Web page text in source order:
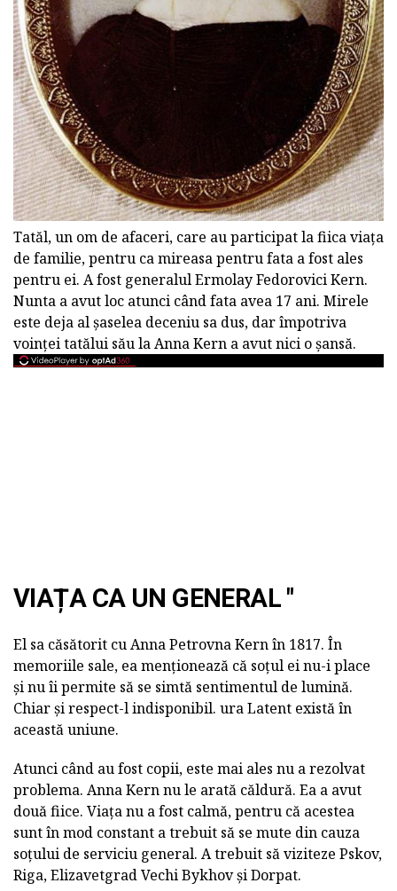
Tatăl, un om de afaceri, care au participat la fiica viața
de familie, pentru ca mireasa pentru fata a fost ales
pentru ei. A fost generalul Ermolay Fedorovici Kern.
Nunta a avut loc atunci când fata avea 17 ani. Mirele
este deja al șaselea deceniu sa dus, dar împotriva
voinței tatălui său la Anna Kern a avut nici o șansă.
VIAȚA CA UN GENERAL "
El sa căsătorit cu Anna Petrovna Kern în 1817. În
memoriile sale, ea menționează că soțul ei nu-i place
și nu îi permite să se simtă sentimentul de lumină.
Chiar și respect-l indisponibil. ura Latent există în
această uniune.
Atunci când au fost copii, este mai ales nu a rezolvat
problema. Anna Kern nu le arată căldură. Ea a avut
două fiice. Viața nu a fost calmă, pentru că acestea
sunt în mod constant a trebuit să se mute din cauza
soțului de serviciu general. A trebuit să viziteze Pskov,
Riga, Elizavetgrad Vechi Bykhov și Dorpat.